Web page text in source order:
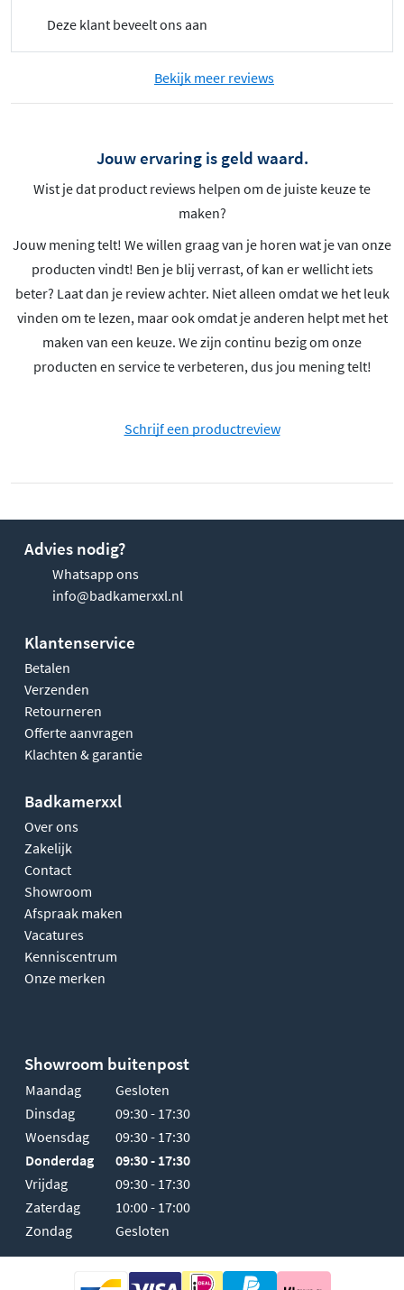
Deze klant beveelt ons aan
Bekijk meer reviews
Jouw ervaring is geld waard.
Wist je dat product reviews helpen om de juiste keuze te
maken?
Jouw mening telt! We willen graag van je horen wat je van onze
producten vindt! Ben je blij verrast, of kan er wellicht iets
beter? Laat dan je review achter. Niet alleen omdat we het leuk
vinden om te lezen, maar ook omdat je anderen helpt met het
maken van een keuze. We zijn continu bezig om onze
producten en service te verbeteren, dus jou mening telt!
Schrijf een productreview
Advies nodig?
Whatsapp ons
info@badkamerxxl.nl
Klantenservice
Betalen
Verzenden
Retourneren
Offerte aanvragen
Klachten & garantie
Badkamerxxl
Over ons
Zakelijk
Contact
Showroom
Afspraak maken
Vacatures
Kenniscentrum
Onze merken
Showroom buitenpost
Maandag
Gesloten
Dinsdag
09:30 - 17:30
Woensdag
09:30 - 17:30
Donderdag
09:30 - 17:30
Vrijdag
09:30 - 17:30
Zaterdag
10:00 - 17:00
Zondag
Gesloten